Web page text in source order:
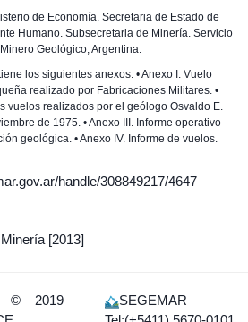
de Economía. Secretaria de Estado de
Humano. Subsecretaria de Minería. Servicio
Geológico; Argentina.
los siguientes anexos: • Anexo I. Vuelo
realizado por Fabricaciones Militares. •
vuelos realizados por el geólogo Osvaldo E.
de 1975. • Anexo III. Informe operativo
geológica. • Anexo IV. Informe de vuelos.
handle/308849217/4647
[2013]
© 2019
SEGEMAR